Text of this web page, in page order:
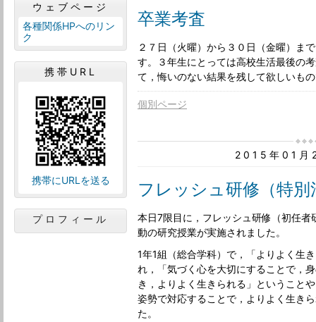
卒業考査
２７日（火曜）から３０日（金曜）ま
す。３年生にとっては高校生活最後の
て，悔いのない結果を残して欲しいも
個別ページ
2015年01月
フレッシュ研修（特別
本日7限目に，フレッシュ研修（初任
動の研究授業が実施されました。
1年1組（総合学科）で，「よりよく生
れ，「気づく心を大切にすることで，
き，よりよく生きられる」ということ
姿勢で対応することで，よりよく生き
た。
ウェブページ
各種関係HPへのリン
ク
携帯URL
携帯にURLを送る
プロフィール